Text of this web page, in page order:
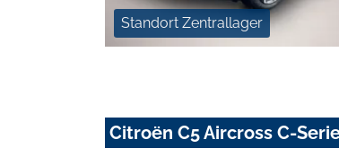
Standort Zentrallager
Citroën C5 Aircross C-